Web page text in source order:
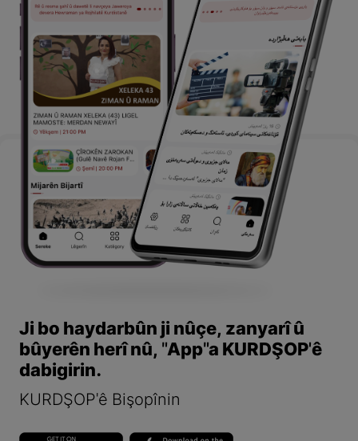
Ji bo haydarbûn ji nûçe, zanyarî û
bûyerên herî nû, "App"a KURDŞOP'ê
dabigirin.
KURDŞOP'ê Bişopînin